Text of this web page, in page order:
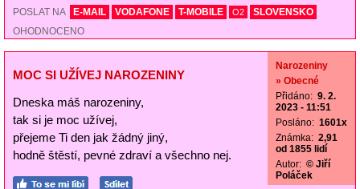
POSLAT NA E-MAIL VODAFONE T-MOBILE O2
SLOVENSKO
OHODNOCENO
MOC SI UŽÍVEJ NAROZENINY
Dneska máš narozeniny,
tak si je moc užívej,
přejeme Ti den jak žádný jiný,
hodně štěstí, pevné zdraví a všechno nej.
Narozeniny
» Obecné
Přidáno: 9. 2.
2023 - 11:51
Posláno: 1601x
Známka: 2,91
od 1855 lidí
Autor: © Jiří
Poláček